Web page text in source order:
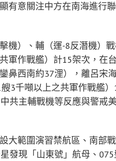
有意關注中方在南海進行
機）、輔（運-8反潛機）戰
軍作戰艦）計15架次，在
鼻西南約37浬），離呂宋
3千噸以上之共軍作戰艦）
共主輔戰機等反應與警戒
大範圍演習禁航區、南部
發現「山東號」航母、075